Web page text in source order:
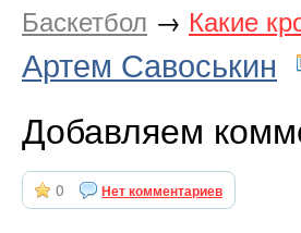
Баскетбол → Какие
Артем Савоськин
Добавляем
0 Нет комментариев